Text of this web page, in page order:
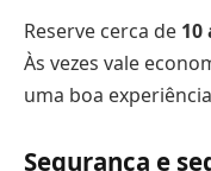
Reserve cerca de 10
Às vezes vale
uma boa
Segurança e